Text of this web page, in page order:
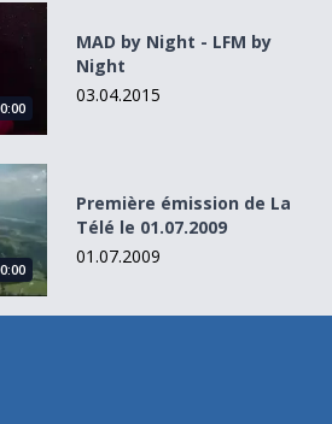
Night
MAD by Night - LFM by
Night
03.04.2015
Télé le 01.07.2009
Première émission de La
Télé le 01.07.2009
01.07.2009